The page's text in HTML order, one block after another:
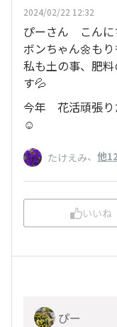
2024/02/22 12:32
ぴーさん こんに
ボンちゃん🌼も
私も土の事、肥
す💦
今年 花活頑張り
☺️
たけえみ、 他
いいね
ぴー